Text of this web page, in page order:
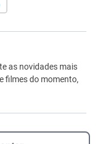
procuro
as novidades mais
filmes do momento,